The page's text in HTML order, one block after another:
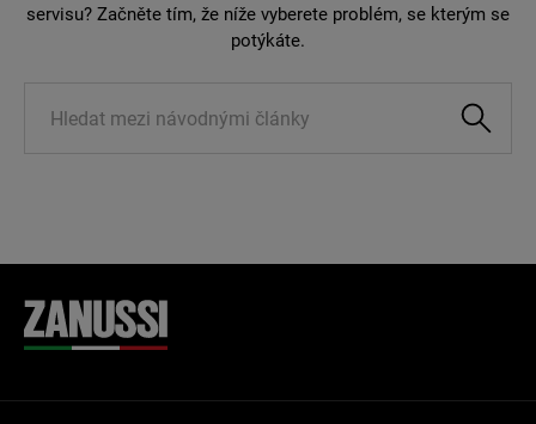
servisu? Začněte tím, že níže vyberete problém, se kterým se
potýkáte.
Management